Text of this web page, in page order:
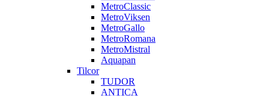
MetroClassic
MetroViksen
MetroGallo
MetroRomana
MetroMistral
Aquapan
Tilcor
TUDOR
ANTICA